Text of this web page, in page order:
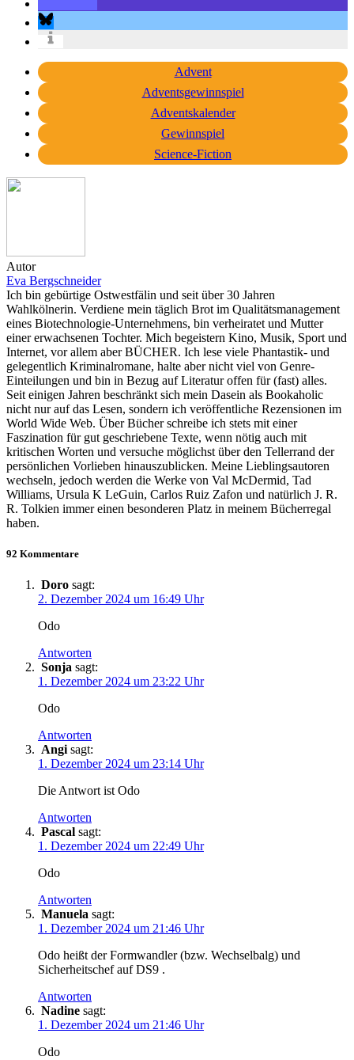
Advent
Adventsgewinnspiel
Adventskalender
Gewinnspiel
Science-Fiction
Autor
Eva Bergschneider
Ich bin gebürtige Ostwestfälin und seit über 30 Jahren
Wahlkölnerin. Verdiene mein täglich Brot im Qualitätsmanagement
eines Biotechnologie-Unternehmens, bin verheiratet und Mutter
einer erwachsenen Tochter. Mich begeistern Kino, Musik, Sport und
Internet, vor allem aber BÜCHER. Ich lese viele Phantastik- und
gelegentlich Kriminalromane, halte aber nicht viel von Genre-
Einteilungen und bin in Bezug auf Literatur offen für (fast) alles.
Seit einigen Jahren beschränkt sich mein Dasein als Bookaholic
nicht nur auf das Lesen, sondern ich veröffentliche Rezensionen im
World Wide Web. Über Bücher schreibe ich stets mit einer
Faszination für gut geschriebene Texte, wenn nötig auch mit
kritischen Worten und versuche möglichst über den Tellerrand der
persönlichen Vorlieben hinauszublicken. Meine Lieblingsautoren
wechseln, jedoch werden die Werke von Val McDermid, Tad
Williams, Ursula K LeGuin, Carlos Ruiz Zafon und natürlich J. R.
R. Tolkien immer einen besonderen Platz in meinem Bücherregal
haben.
92 Kommentare
Doro sagt:
2. Dezember 2024 um 16:49 Uhr
Odo
Antworten
Sonja sagt:
1. Dezember 2024 um 23:22 Uhr
Odo
Antworten
Angi sagt:
1. Dezember 2024 um 23:14 Uhr
Die Antwort ist Odo
Antworten
Pascal sagt:
1. Dezember 2024 um 22:49 Uhr
Odo
Antworten
Manuela sagt:
1. Dezember 2024 um 21:46 Uhr
Odo heißt der Formwandler (bzw. Wechselbalg) und
Sicherheitschef auf DS9 .
Antworten
Nadine sagt:
1. Dezember 2024 um 21:46 Uhr
Odo